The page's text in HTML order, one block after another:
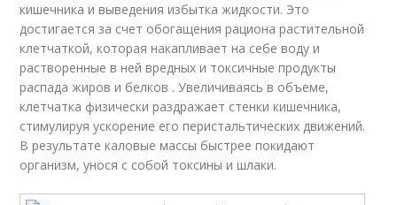
кишечника и выведения избытка жидкости. Это
достигается за счет обогащения рациона растительной
клетчаткой, которая накапливает на себе воду и
растворенные в ней вредных и токсичные продукты
распада жиров и белков . Увеличиваясь в объеме,
клетчатка физически раздражает стенки кишечника,
стимулируя ускорение его перистальтических движений.
В результате каловые массы быстрее покидают
организм, унося с собой токсины и шлаки.